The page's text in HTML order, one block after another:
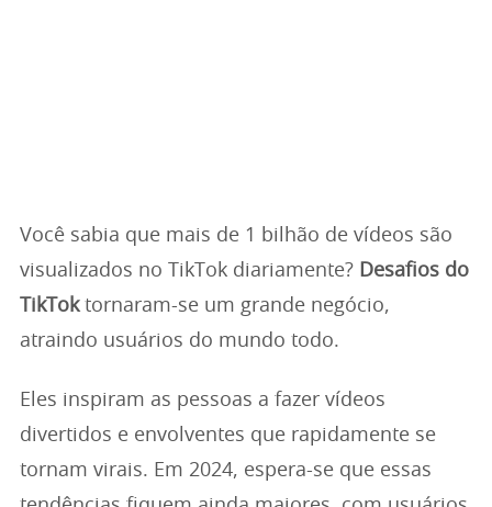
Você sabia que mais de 1 bilhão de vídeos são
visualizados no TikTok diariamente? Desafios do
TikToktornaram-se um grande negócio,
atraindo usuários do mundo todo.
Eles inspiram as pessoas a fazer vídeos
divertidos e envolventes que rapidamente se
tornam virais. Em 2024, espera-se que essas